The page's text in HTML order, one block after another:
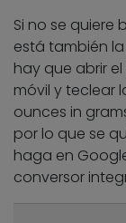
Si no se quiere
está también
hay que abrir
móvil y teclear
ounces in
por lo que se
haga en
conversor